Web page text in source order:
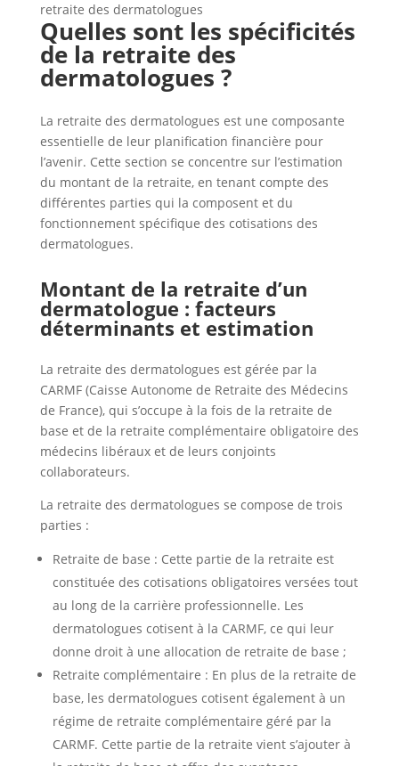
retraite des dermatologues
Quelles sont les spécificités
de la retraite des
dermatologues ?
La retraite des dermatologues est une composante
essentielle de leur planification financière pour
l’avenir. Cette section se concentre sur l’estimation
du montant de la retraite, en tenant compte des
différentes parties qui la composent et du
fonctionnement spécifique des cotisations des
dermatologues.
Montant de la retraite d’un
dermatologue : facteurs
déterminants et estimation
La retraite des dermatologues est gérée par la
CARMF (Caisse Autonome de Retraite des Médecins
de France), qui s’occupe à la fois de la retraite de
base et de la retraite complémentaire obligatoire des
médecins libéraux et de leurs conjoints
collaborateurs.
La retraite des dermatologues se compose de trois
parties :
Retraite de base : Cette partie de la retraite est
constituée des cotisations obligatoires versées tout
au long de la carrière professionnelle. Les
dermatologues cotisent à la CARMF, ce qui leur
donne droit à une allocation de retraite de base ;
Retraite complémentaire : En plus de la retraite de
base, les dermatologues cotisent également à un
régime de retraite complémentaire géré par la
CARMF. Cette partie de la retraite vient s’ajouter à